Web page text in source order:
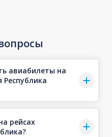
авиабилеты на
Республика
рейсах